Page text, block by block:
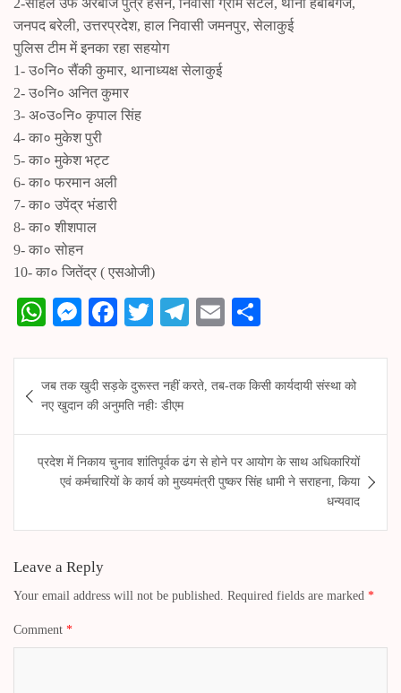
जनपद बरेली, उत्तरप्रदेश, हाल निवासी जमनपुर, सेलाकुई
पुलिस टीम में इनका रहा सहयोग
1- उ०नि० सैंकी कुमार, थानाध्यक्ष सेलाकुई
2- उ०नि० अनित कुमार
3- अ०उ०नि० कृपाल सिंह
4- का० मुकेश पुरी
5- का० मुकेश भट्ट
6- का० फरमान अली
7- का० उपेंद्र भंडारी
8- का० शीशपाल
9- का० सोहन
10- का० जितेंद्र ( एसओजी)
W
ts
A
pp
M
se
ng
er
Fa
bo
ok
T
tte
r
Te
gr
a
m
E
ail re
navigation
जब तक खुदी सड़के दुरूस्त नहीं करते, तब-तक किसी कार्यदायी संस्था को
नए खुदान की अनुमति नहीः डीएम
प्रदेश में निकाय चुनाव शांतिपूर्वक ढंग से होने पर आयोग के साथ अधिकारियों
एवं कर्मचारियों के कार्य को मुख्यमंत्री पुष्कर सिंह धामी ने सराहना, किया
धन्यवाद
Leave a Reply
Your email address will not be published. Required fields are marked *
Comment *